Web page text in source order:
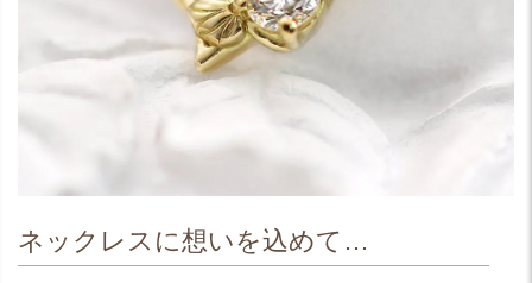
ネックレスに想いを込めて…